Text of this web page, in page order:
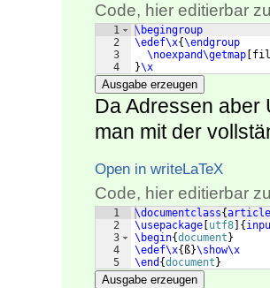
Code, hier editierbar
1
2
3
4
\begingroup
\edef\x{\endgroup
\noexpand\getmap
}\x
Ausgabe erzeugen
Da Adressen aber
man mit der
Open in writeLaTeX
Code, hier editierbar
1
2
3
4
5
\documentclass{article
\usepackage utf8 {
\begin{document }
\edef\x{ ß}\show\x
\end {document }
Ausgabe erzeugen